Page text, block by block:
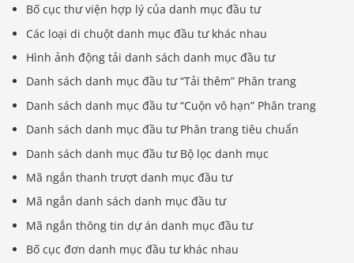
Bố cục thư viện hợp lý của danh mục đầu tư
Các loại di chuột danh mục đầu tư khác nhau
Hình ảnh động tải danh sách danh mục đầu tư
Danh sách danh mục đầu tư “Tải thêm” Phân trang
Danh sách danh mục đầu tư “Cuộn vô hạn” Phân trang
Danh sách danh mục đầu tư Phân trang tiêu chuẩn
Danh sách danh mục đầu tư Bộ lọc danh mục
Mã ngắn thanh trượt danh mục đầu tư
Mã ngắn danh sách danh mục đầu tư
Mã ngắn thông tin dự án danh mục đầu tư
Bố cục đơn danh mục đầu tư khác nhau